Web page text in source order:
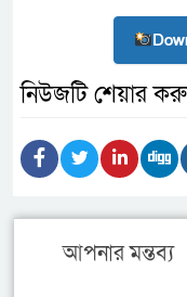
নিউজটি শেয়ার
আপনার মন্তব্য